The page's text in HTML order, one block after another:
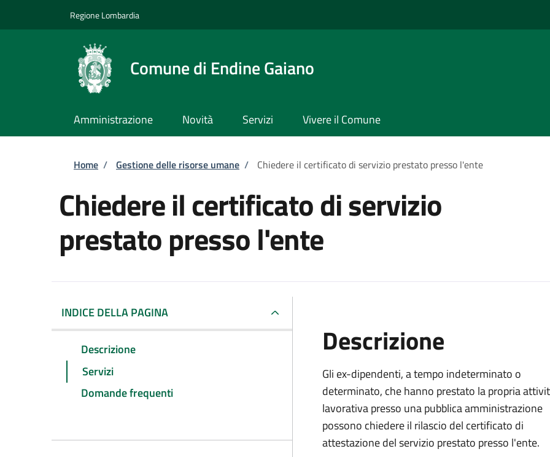
Regione Lombardia
Comune di Endine Gaiano
Amministrazione Novità Servizi Vivere il Comune
Briciole di pane
Home / Gestione delle risorse umane / Chiedere il certificato di servizio prestato presso l'ente
Chiedere il certificato di servizio
prestato presso l'ente
INDICE DELLA PAGINA
Descrizione
Servizi
Domande frequenti
Descrizione
Gli ex-dipendenti, a tempo indeterminato o
determinato, che hanno prestato la propria
lavorativa presso una pubblica amministrazione
possono chiedere il rilascio del certificato di
attestazione del servizio prestato presso l'ente.